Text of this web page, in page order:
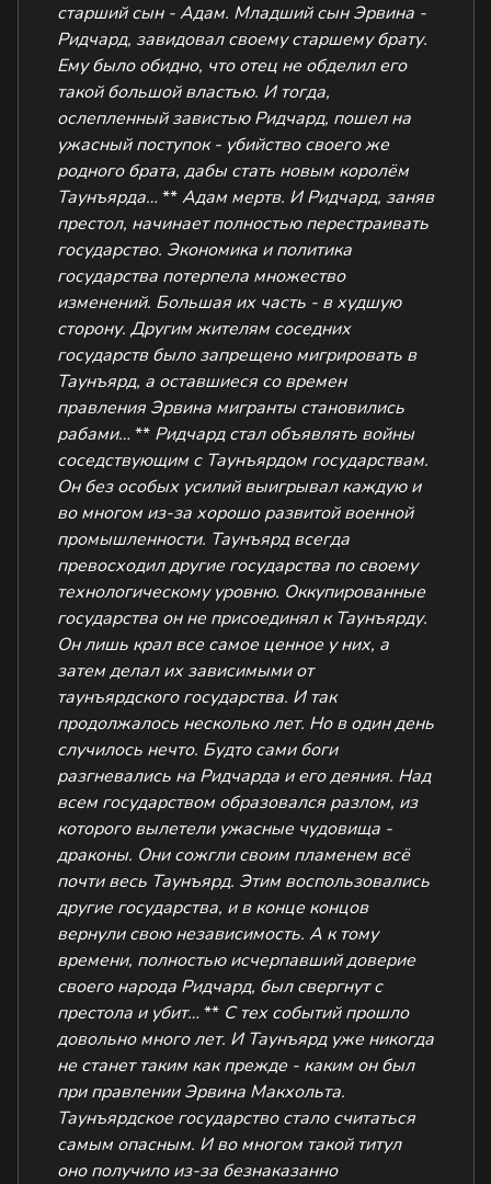
старший сын - Адам. Младший сын Эрвина -
Ридчард, завидовал своему старшему брату.
Ему было обидно, что отец не обделил его
такой большой властью. И тогда,
ослепленный завистью Ридчард, пошел на
ужасный поступок - убийство своего же
родного брата, дабы стать новым королём
Таунъярда… **Адам мертв. И Ридчард, заняв
престол, начинает полностью перестраивать
государство. Экономика и политика
государства потерпела множество
изменений. Большая их часть - в худшую
сторону. Другим жителям соседних
государств было запрещено мигрировать в
Таунъярд, а оставшиеся со времен
правления Эрвина мигранты становились
рабами… ** Ридчард стал объявлять войны
соседствующим с Таунъярдом государствам.
Он без особых усилий выигрывал каждую и
во многом из-за хорошо развитой военной
промышленности. Таунъярд всегда
превосходил другие государства по своему
технологическому уровню. Оккупированные
государства он не присоединял к Таунъярду.
Он лишь крал все самое ценное у них, а
затем делал их зависимыми от
таунъярдского государства. И так
продолжалось несколько лет. Но в один день
случилось нечто. Будто сами боги
разгневались на Ридчарда и его деяния. Над
всем государством образовался разлом, из
которого вылетели ужасные чудовища -
драконы. Они сожгли своим пламенем всё
почти весь Таунъярд. Этим воспользовались
другие государства, и в конце концов
вернули свою независимость. А к тому
времени, полностью исчерпавший доверие
своего народа Ридчард, был свергнут с
престола и убит… ** С тех событий прошло
довольно много лет. И Таунъярд уже никогда
не станет таким как прежде - каким он был
при правлении Эрвина Макхольта.
Таунъярдское государство стало считаться
самым опасным. И во многом такой титул
оно получило из-за безнаказанно